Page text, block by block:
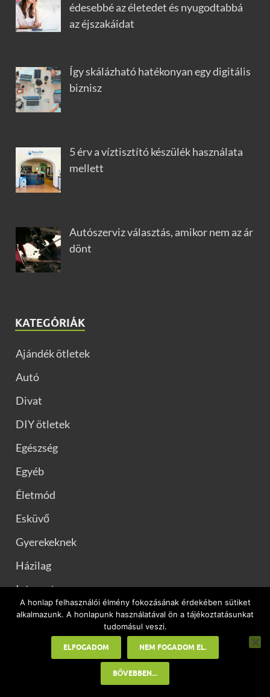
édesebbé az életedet és nyugodtabbá
az éjszakáidat
Így skálázható hatékonyan egy digitális
biznisz
5 érv a víztisztító készülék használata
mellett
Autószerviz választás, amikor nem az ár
dönt
KATEGÓRIÁK
Ajándék ötletek
Autó
Divat
DIY ötletek
Egészség
Egyéb
Életmód
Esküvő
Gyerekeknek
Házilag
Internet
Iroda
Kézműves ötletek
Konyhai praktikák
A honlap felhasználói élmény fokozásának érdekében sütiket
alkalmazunk. A honlapunk használatával ön a tájékoztatásunkat
tudomásul veszi.
ELFOGADOM NEM FOGADOM EL.
BŐVEBBEN...